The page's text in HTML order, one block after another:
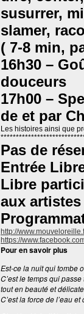
susurrer,
slamer,
( 7-8 min,
16h30 –
douceurs
17h00 –
de et par
Les histoires ainsi que
Pas de
Entrée
Libre
aux artistes
http://
https://
Pour en savoir plus
Est-ce la nuit qui tombe
C’est le temps qui
tout en beauté et
C’est la force de l’eau et